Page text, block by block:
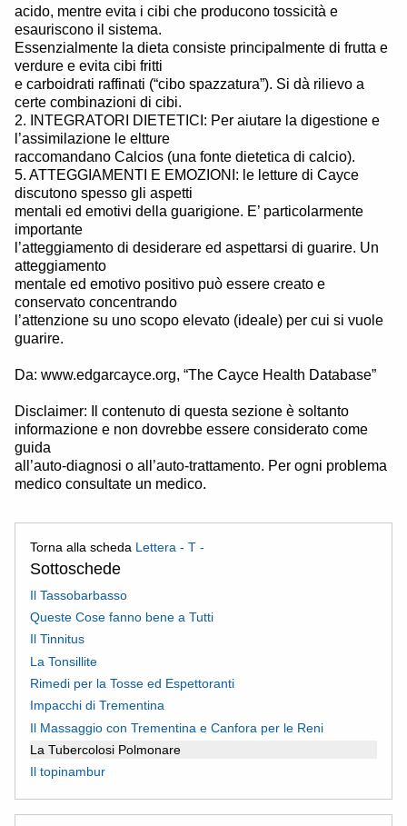
acido, mentre evita i cibi che producono tossicità e
esauriscono il sistema.
Essenzialmente la dieta consiste principalmente di frutta e
verdure e evita cibi fritti
e carboidrati raffinati (“cibo spazzatura”). Si dà rilievo a
certe combinazioni di cibi.
2. INTEGRATORI DIETETICI: Per aiutare la digestione e
l’assimilazione le eltture
raccomandano Calcios (una fonte dietetica di calcio).
5. ATTEGGIAMENTI E EMOZIONI: le letture di Cayce
discutono spesso gli aspetti
mentali ed emotivi della guarigione. E’ particolarmente
importante
l’atteggiamento di desiderare ed aspettarsi di guarire. Un
atteggiamento
mentale ed emotivo positivo può essere creato e
conservato concentrando
l’attenzione su uno scopo elevato (ideale) per cui si vuole
guarire.
Da: www.edgarcayce.org, “The Cayce Health Database”
Disclaimer: Il contenuto di questa sezione è soltanto
informazione e non dovrebbe essere considerato come
guida
all’auto-diagnosi o all’auto-trattamento. Per ogni problema
medico consultate un medico.
Torna alla scheda Lettera - T -
Sottoschede
Il Tassobarbasso
Queste Cose fanno bene a Tutti
Il Tinnitus
La Tonsillite
Rimedi per la Tosse ed Espettoranti
Impacchi di Trementina
Il Massaggio con Trementina e Canfora per le Reni
La Tubercolosi Polmonare
Il topinambur